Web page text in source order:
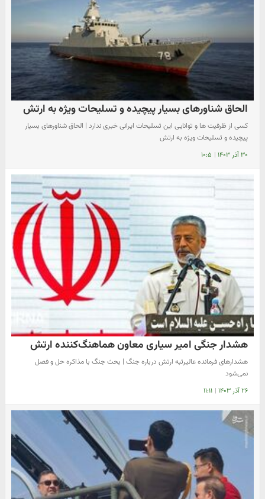
الحاق شناورهای بسیار پیچیده و تسلیحات ویژه به ارتش
کسی از ظرفیت ها و توانایی این تسلیحات ایرانی خبری ندارد |‌ الحاق شناورهای بسیار
پیچیده و تسلیحات ویژه به ارتش
۳۰ آذر ۱۴۰۳ | ۱۰:۵
هشدار جنگی امیر سیاری معاون هماهنگ‌کننده ارتش
هشدارهای فرمانده عالیرتبه ارتش درباره جنگ | بحث جنگ با مذاکره حل و فصل
نمی‌شود
۲۶ آذر ۱۴۰۳ | ۱۱:۱۱